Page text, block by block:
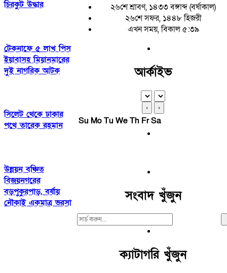
চিরকুট উদ্ধার
টেকনাফে ৫ লাখ পিস
ইয়াবাসহ মিয়ানমারের
দুই নাগরিক আটক
সিলেট থেকে ঢাকার
পথে তারেক রহমান
উন্নয়ন বঞ্চিত
বিজয়নগরের
বড়পুকুরপাড়, বর্ষায়
নৌকাই একমাত্র ভরসা
২৬শে শ্রাবণ, ১৪৩৩ বঙ্গাব্দ (বর্ষাকাল)
২৬শে সফর, ১৪৪৮ হিজরী
এখন সময়, বিকাল ৫:৩৯
আর্কাইভ
‹ ›
Su MoTu WeTh FrSa
সংবাদ খুঁজুন
Search
ক্যাটাগরি খুঁজুন